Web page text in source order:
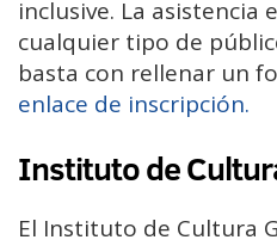
inclusive. La asistencia
cualquier tipo de
basta con rellenar un
enlace de inscripción.
Instituto de
El Instituto de Cultura